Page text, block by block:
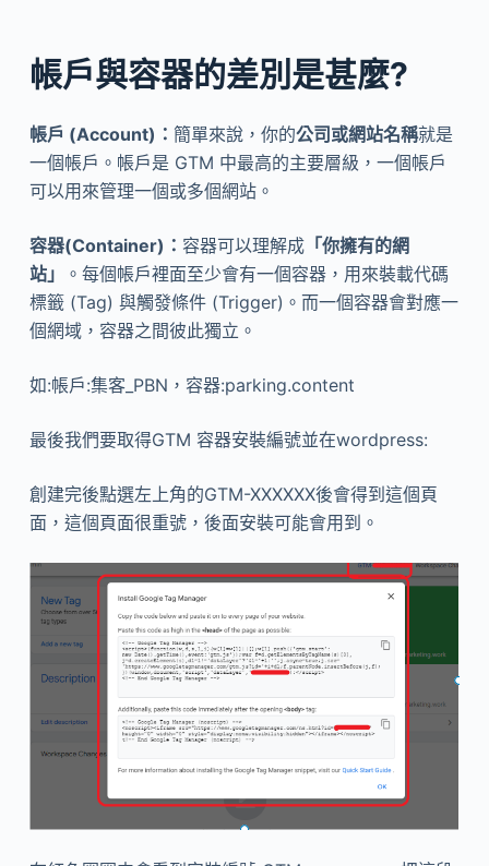
帳戶與容器的差別是甚麼?
帳戶 (Account)： 簡單來說，你的公司或網站名稱就是
一個帳戶。帳戶是 GTM 中最高的主要層級，一個帳戶
可以用來管理一個或多個網站。
容器(Container)： 容器可以理解成「你擁有的網
站」
。每個帳戶裡面至少會有一個容器，用來裝載代碼
標籤 (Tag) 與觸發條件 (Trigger)。而一個容器會對應一
個網域，容器之間彼此獨立。
如:帳戶:集客_PBN，容器:parking.content
最後我們要取得GTM 容器安裝編號並在wordpress:
創建完後點選左上角的GTM-XXXXXX後會得到這個頁
面，這個頁面很重號，後面安裝可能會用到。